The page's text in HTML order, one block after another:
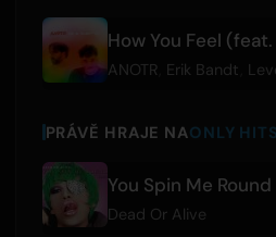
How You Feel
ANOTR Erik Bandt
PRÁVĚ HRAJE NAONLY
You Spin Me
Dead Or Alive